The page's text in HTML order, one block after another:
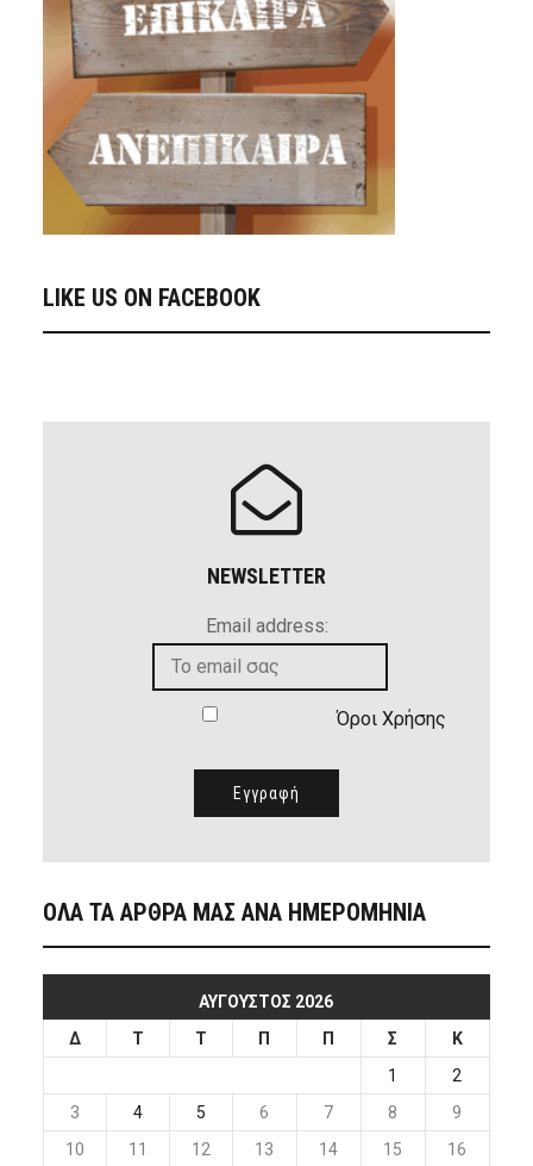
LIKE US ON FACEBOOK
NEWSLETTER
Email address:
Όροι Χρήσης
ΟΛΑ ΤΑ ΑΡΘΡΑ ΜΑΣ ΑΝΑ ΗΜΕΡΟΜΗΝΙΑ
ΑΎΓΟΥΣΤΟΣ 2026
Δ
Τ Τ Π Π Σ
Κ
1
2
3
4 5 6 7 8
9
10
11 12 13 14 15 16